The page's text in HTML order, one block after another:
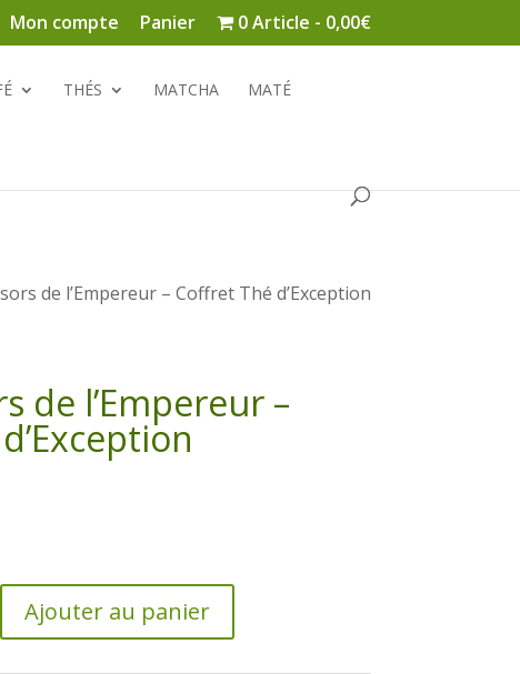
Mon compte Panier 0 Article 0,00€
THÉS MATCHA MATÉ
de l’Empereur – Coffret Thé d’Exception
de l’Empereur –
Ajouter au panier